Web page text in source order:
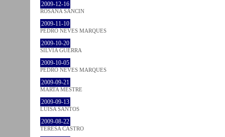
2009-12-16
ROSANA SANCIN
2009-11-10
PEDRO NEVES MARQUES
2009-10-20
SÍLVIA GUERRA
2009-10-05
PEDRO NEVES MARQUES
2009-09-21
MARTA MESTRE
2009-09-13
LUÍSA SANTOS
2009-08-22
TERESA CASTRO